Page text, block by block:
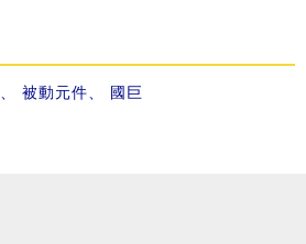
、 被動元件、 國巨